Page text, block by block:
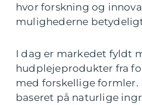
hvor forskning og
mulighederne
I dag er markedet fyldt
hudplejeprodukter fra
med forskellige
baseret på naturlige